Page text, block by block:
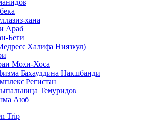
хана
Араб
Беги
Халифа Ниязкул)
Мохи-Хоса
Бахауддина Накшбанди
Регистан
Темуридов
Аюб
Trip